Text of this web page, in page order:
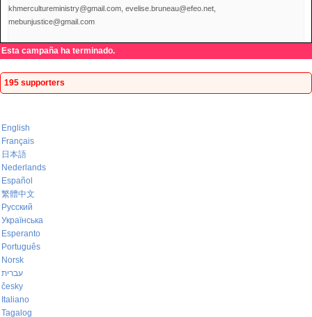
khmercultureministry@gmail.com, evelise.bruneau@efeo.net,
mebunjustice@gmail.com
Esta campaña ha terminado.
195 supporters
English
Français
日本語
Nederlands
Español
繁體中文
Русский
Українська
Esperanto
Português
Norsk
עברית
česky
Italiano
Tagalog